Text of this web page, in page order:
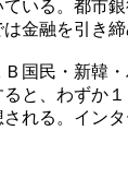
いる。都市
金融を引き
国民・新韓
ると、わずか
れる。イン